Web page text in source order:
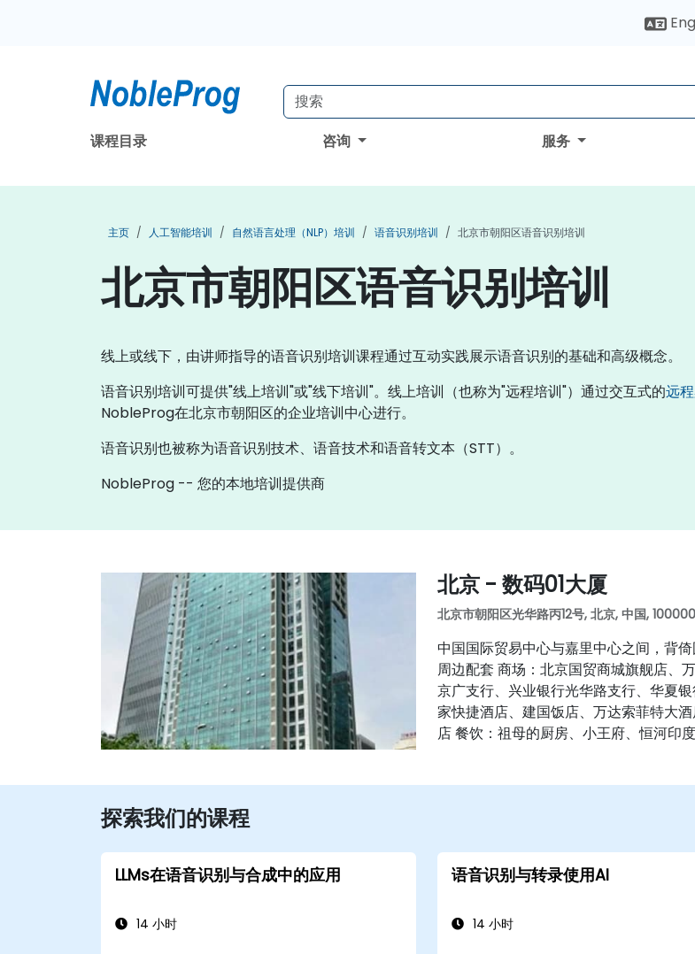
课程目录 咨询 服务
主页 人工智能培训 自然语言处理（NLP）培训 语音识别培训 北京市朝阳区语音识别培训
北京市朝阳区语音识别培训
线上或线下，由讲师指导的语音识别培训课程通过互动实践展示语音识别的基础和高级概念。
语音识别培训可提供"线上培训"或"线下培训"。线上培训（也称为"远程培训"）通过交互式的远
NobleProg在北京市朝阳区的企业培训中心进行。
语音识别也被称为语音识别技术、语音技术和语音转文本（STT）。
NobleProg -- 您的本地培训提供商
北京 - 数码01大厦
北京市朝阳区光华路丙12号, 北京, 中国, 100000
中国国际贸易中心与嘉里中心之间，背
周边配套 商场：北京国贸商城旗舰店、
京广支行、兴业银行光华路支行、华夏
家快捷酒店、建国饭店、万达索菲特大
店 餐饮：祖母的厨房、小王府、恒河印
探索我们的课程
LLMs在语音识别与合成中的应用
14 小时
语音识别与转录使用AI
14 小时